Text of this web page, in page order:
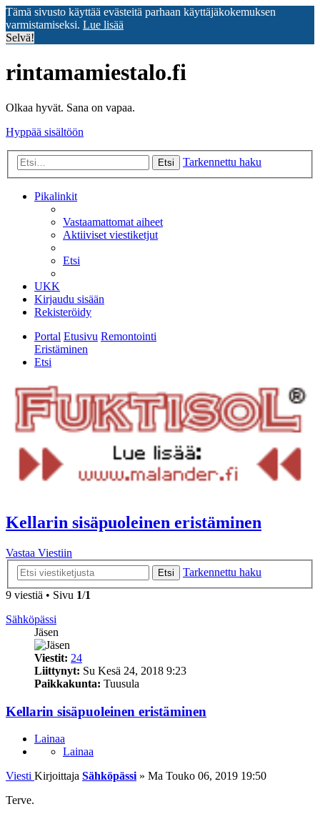
Tämä sivusto käyttää evästeitä parhaan käyttäjäkokemuksen
varmistamiseksi. Lue lisää
Selvä!
rintamamiestalo.fi
Olkaa hyvät. Sana on vapaa.
Hyppää sisältöön
Etsi Tarkennettu haku
Pikalinkit
Vastaamattomat aiheet
Aktiiviset viestiketjut
Etsi
UKK
Kirjaudu sisään
Rekisteröidy
Portal Etusivu Remontointi
Eristäminen
Etsi
Kellarin sisäpuoleinen eristäminen
Vastaa Viestiin
Etsi
Tarkennettu haku
9 viestiä • Sivu 1/1
Sähköpässi
Jäsen
Viestit: 24
Liittynyt: Su Kesä 24, 2018 9:23
Paikkakunta: Tuusula
Kellarin sisäpuoleinen eristäminen
Lainaa
Lainaa
Viesti Kirjoittaja Sähköpässi » Ma Touko 06, 2019 19:50
Terve.